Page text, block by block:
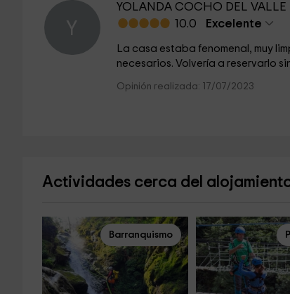
Y
YOLANDA COCHO DEL VALLE
10.0 Excelente
La casa estaba fenomenal, muy
necesarios. Volvería a reservarlo
Opinión realizada: 17/07/2023
Actividades cerca del
Barranquismo